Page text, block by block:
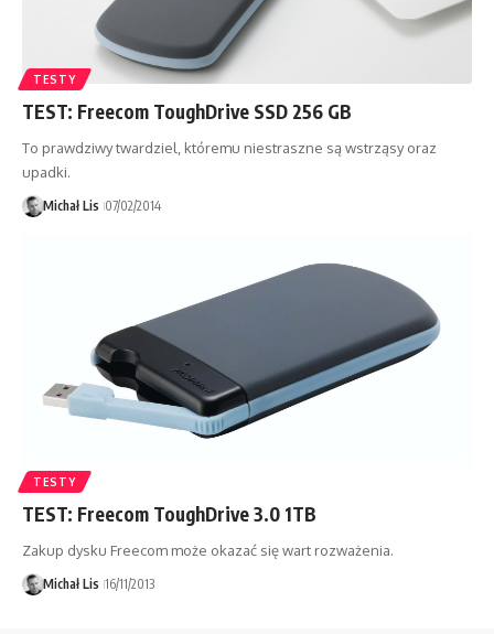
TESTY
TEST: Freecom ToughDrive SSD 256 GB
To prawdziwy twardziel, któremu niestraszne są wstrząsy oraz
upadki.
Michał Lis 07/02/2014
TESTY
TEST: Freecom ToughDrive 3.0 1TB
Zakup dysku Freecom może okazać się wart rozważenia.
Michał Lis 16/11/2013